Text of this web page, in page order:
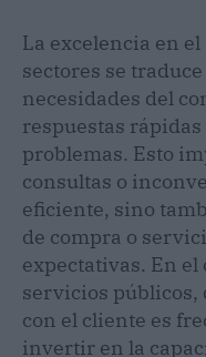
La excelencia en
sectores se
necesidades del
respuestas
problemas. Esto
consultas o
eficiente, sino
de compra o
expectativas. En el
servicios públicos,
con el cliente es
invertir en la